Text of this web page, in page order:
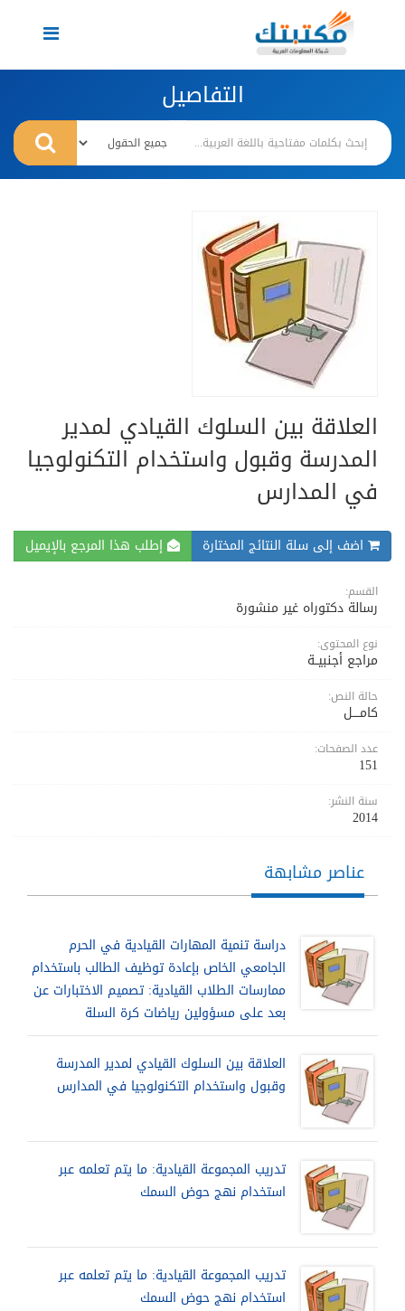
Toggle
navigation
التفاصيل
العلاقة بين السلوك القيادي لمدير
المدرسة وقبول واستخدام التكنولوجيا
في المدارس
اضف إلى سلة النتائج المختارة إطلب هذا المرجع بالإيميل
القسم:
رسالة دكتوراه غير منشورة
نوع المحتوى:
مراجع أجنبيــة
حالة النص:
كامــــل
عدد الصفحات:
151
سنة النشر:
2014
عناصر مشابهة
دراسة تنمية المهارات القيادية في الحرم
الجامعي الخاص بإعادة توظيف الطالب باستخدام
ممارسات الطلاب القيادية: تصميم الاختبارات عن
بعد على مسؤولين رياضات كرة السلة
العلاقة بين السلوك القيادي لمدير المدرسة
وقبول واستخدام التكنولوجيا في المدارس
تدريب المجموعة القيادية: ما يتم تعلمه عبر
استخدام نهج حوض السمك
تدريب المجموعة القيادية: ما يتم تعلمه عبر
استخدام نهج حوض السمك